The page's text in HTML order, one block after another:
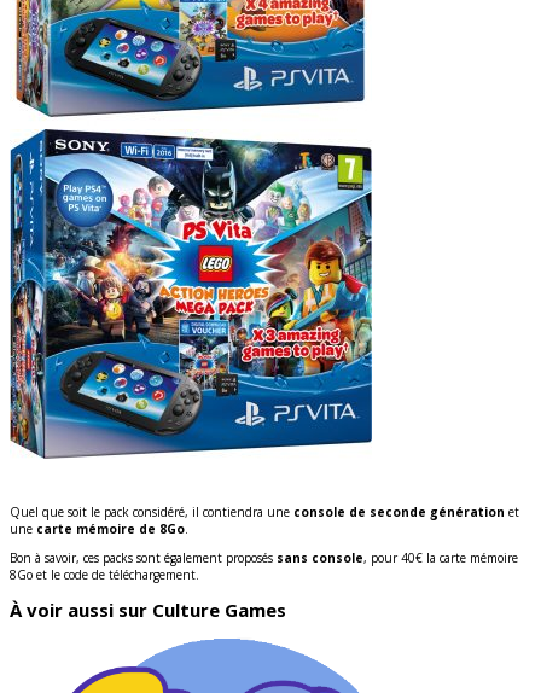
Quel que soit le pack considéré, il contiendra une console de seconde génération et
une carte mémoire de 8Go.
Bon à savoir, ces packs sont également proposés sans console, pour 40€ la carte mémoire
8Go et le code de téléchargement.
À voir aussi sur Culture Games